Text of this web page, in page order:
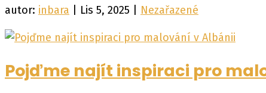
autor: inbara Lis 5, 2025 Nezařazené
Pojďme najít inspiraci pro